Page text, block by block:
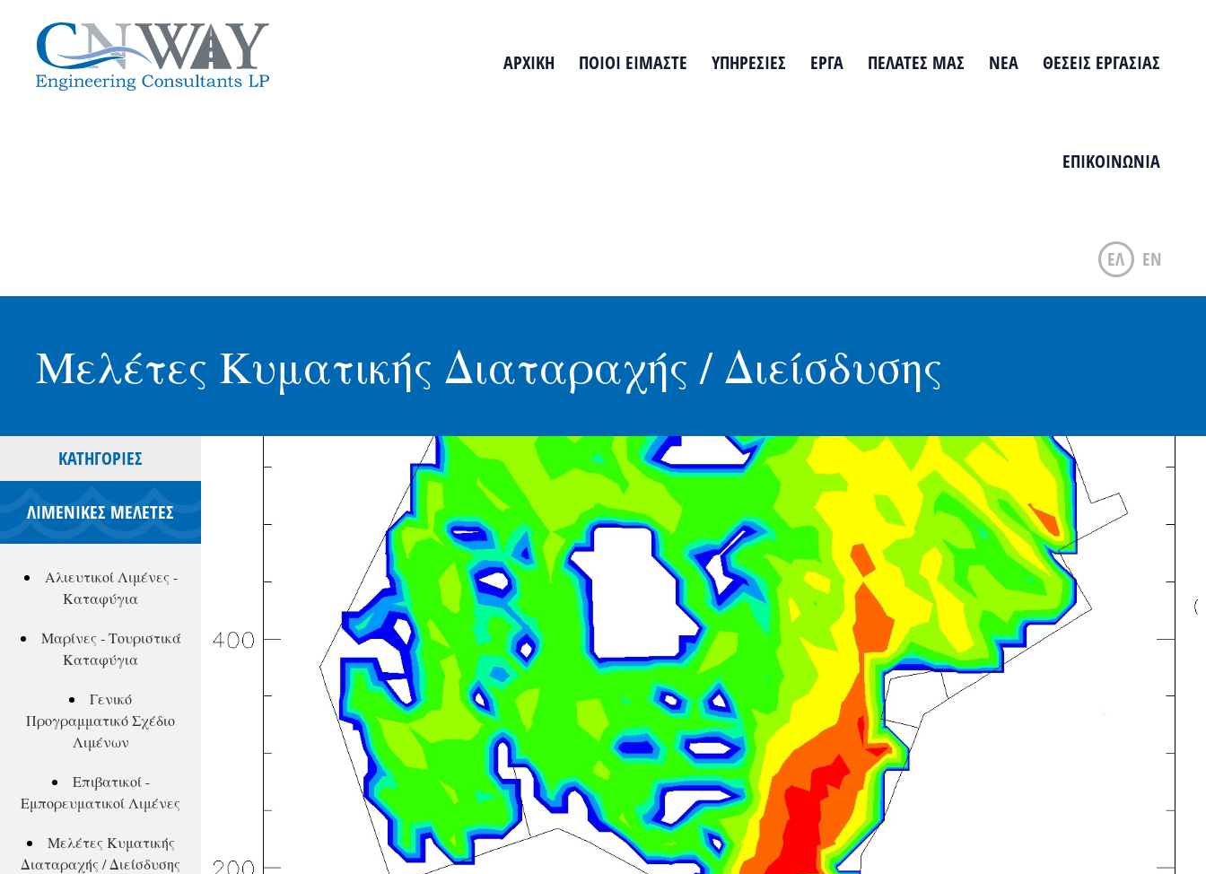
ΑΡΧΙΚΗ ΠΟΙΟΙ ΕΙΜΑΣΤΕ ΥΠΗΡΕΣΙΕΣ ΕΡΓΑ ΠΕΛΑΤΕΣ ΜΑΣ ΝΕΑ ΘΕΣΕΙΣ ΕΡΓΑΣΙΑΣ
ΕΠΙΚΟΙΝΩΝΙΑ
ΕΛ EN
Μελέτες Κυματικής Διαταραχής / Διείσδυσης
ΚΑΤΗΓΟΡΊΕΣ
ΛΙΜΕΝΙΚΕΣ ΜΕΛΕΤΕΣ
Αλιευτικοί Λιμένες -
Καταφύγια
Μαρίνες - Τουριστικά
Καταφύγια
Γενικό
Προγραμματικό Σχέδιο
Λιμένων
Επιβατικοί -
Εμπορευματικοί Λιμένες
Μελέτες Κυματικής
Διαταραχής / Διείσδυσης